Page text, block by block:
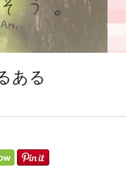
ある